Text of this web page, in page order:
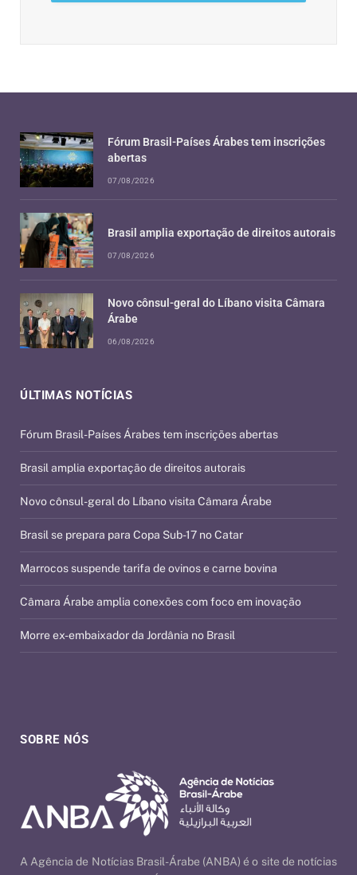
SOBRE NÓS
A Agência de Notícias Brasil-Árabe (ANBA) é o site de notícias
ÚLTIMAS NOTÍCIAS
Fórum Brasil-Países Árabes tem inscrições abertas
Brasil amplia exportação de direitos autorais
Novo cônsul-geral do Líbano visita Câmara Árabe
Brasil se prepara para Copa Sub-17 no Catar
Marrocos suspende tarifa de ovinos e carne bovina
Câmara Árabe amplia conexões com foco em inovação
Morre ex-embaixador da Jordânia no Brasil
Fórum Brasil-Países Árabes tem inscrições
abertas
07/08/2026
Brasil amplia exportação de direitos autorais
07/08/2026
Novo cônsul-geral do Líbano visita Câmara
Árabe
06/08/2026